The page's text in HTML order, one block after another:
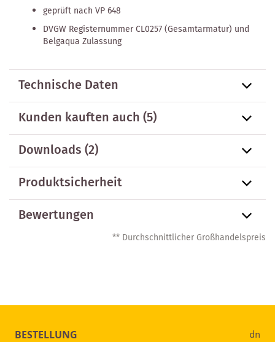
geprüft nach VP 648
DVGW Registernummer CL0257 (Gesamtarmatur) und
Belgaqua Zulassung
Technische Daten
Kunden kauften auch(5)
Downloads (2)
Produktsicherheit
Bewertungen
** Durchschnittlicher Großhandelspreis
BESTELLUNG